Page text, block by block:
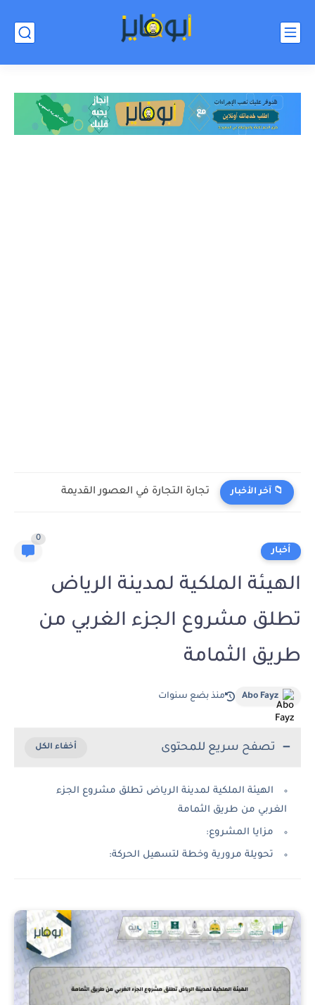
📁 آخر الأخبار تجارة التجارة في العصور القديمة
أخبار
0
الهيئة الملكية لمدينة الرياض
تطلق مشروع الجزء الغربي من
طريق الثمامة
Abo Fayz منذ بضع سنوات
تصفح سريع للمحتوى
الهيئة الملكية لمدينة الرياض تطلق مشروع الجزء
الغربي من طريق الثمامة
مزايا المشروع:
تحويلة مرورية وخطة لتسهيل الحركة: